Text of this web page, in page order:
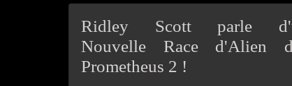
Ridley Scott parle
Nouvelle Race d'Alien
Prometheus 2 !